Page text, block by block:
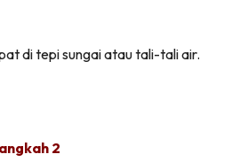
di tepi sungai atau tali-tali air.
2